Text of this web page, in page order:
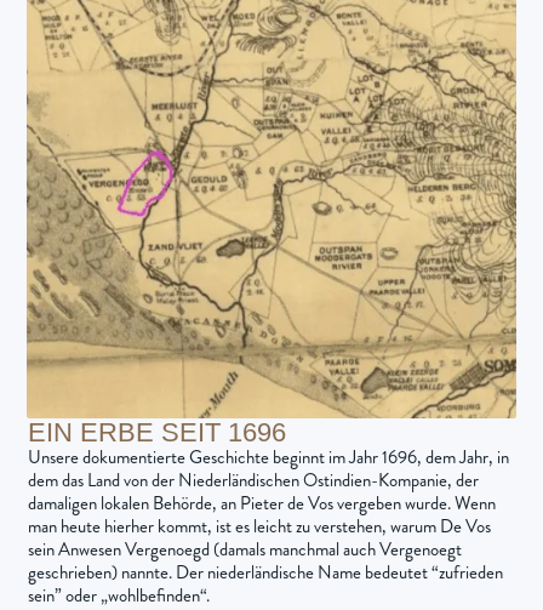
EIN ERBE SEIT 1696
Unsere dokumentierte Geschichte beginnt im Jahr 1696, dem Jahr, in
dem das Land von der Niederländischen Ostindien-Kompanie, der
damaligen lokalen Behörde, an Pieter de Vos vergeben wurde. Wenn
man heute hierher kommt, ist es leicht zu verstehen, warum De Vos
sein Anwesen Vergenoegd (damals manchmal auch Vergenoegt
geschrieben) nannte. Der niederländische Name bedeutet “zufrieden
sein” oder „wohlbefinden“.